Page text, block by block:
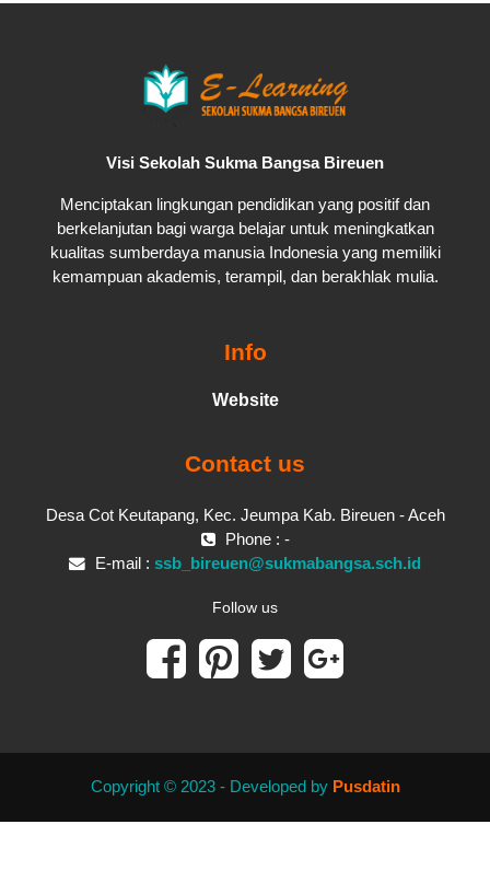
Visi Sekolah Sukma Bangsa Bireuen
Menciptakan lingkungan pendidikan yang positif dan
berkelanjutan bagi warga belajar untuk meningkatkan
kualitas sumberdaya manusia Indonesia yang memiliki
kemampuan akademis, terampil, dan berakhlak mulia.
Info
Website
Contact us
Desa Cot Keutapang, Kec. Jeumpa Kab. Bireuen - Aceh
Phone : -
E-mail : ssb_bireuen@sukmabangsa.sch.id
Follow us
Copyright © 2023 - Developed by Pusdatin